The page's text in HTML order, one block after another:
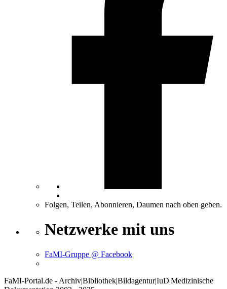
Folgen, Teilen, Abonnieren, Daumen nach oben geben.
Netzwerke mit uns
FaMI-Gruppe @ Facebook
FaMI-Portal.de - Archiv|Bibliothek|Bildagentur|IuD|Medizinische